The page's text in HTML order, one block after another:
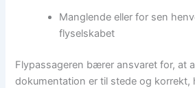
Manglende eller for sen
flyselskabet
Flypassageren bærer ansvaret for, at
dokumentation er til stede og korrekt,